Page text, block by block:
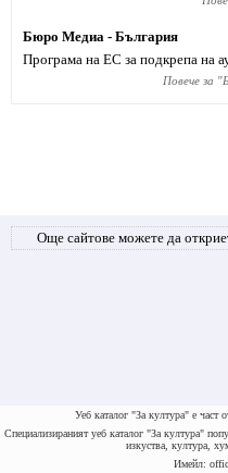
Бюро Медиа - България
Програма на ЕС за подкрепа на
Повече за "
Още сайтове можете да
Уеб каталог "За култура" е
Специализираният уеб каталог "За култура"
изкуства, култура,
Имейл: